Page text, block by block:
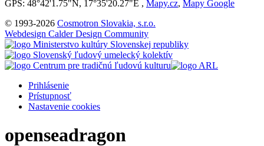
GPS: 48°42'1.75"N, 17°35'20.27"E , Mapy.cz, Mapy Google
© 1993-2026 Cosmotron Slovakia, s.r.o.
Webdesign Calder Design Community
Prihlásenie
Prístupnosť
Nastavenie cookies
openseadragon